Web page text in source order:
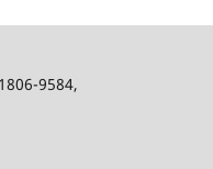
9584,